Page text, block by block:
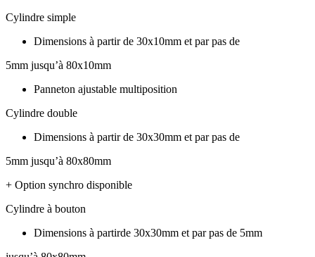
Cylindre simple
Dimensions à partir de 30x10mm et par pas de
5mm jusqu’à 80x10mm
Panneton ajustable multiposition
Cylindre double
Dimensions à partir de 30x30mm et par pas de
5mm jusqu’à 80x80mm
+ Option synchro disponible
Cylindre à bouton
Dimensions à partirde 30x30mm et par pas de 5mm